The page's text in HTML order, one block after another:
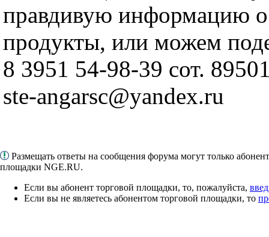
правдивую информацию
продукты, или можем
8 3951 54-98-39 сот.
ste-angarsc@yandex.ru
Размещать ответы на сообщения форума могут только
площадки NGE.RU.
Если вы абонент торговой площадки, то, пожалуйста,
Если вы не являетесь абонентом торговой площадки, то